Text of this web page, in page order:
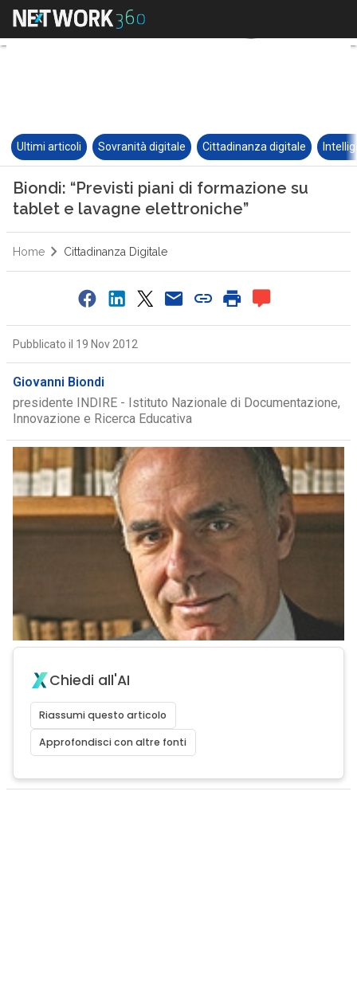
Ultimi articoli Sovranità digitale Cittadinanza digitale
Biondi: “Previsti piani di formazione su
tablet e lavagne elettroniche”
Home Cittadinanza Digitale
Pubblicato il 19 Nov 2012
Giovanni Biondi
presidente INDIRE - Istituto Nazionale di Documentazione,
Innovazione e Ricerca Educativa
Chiedi all'AI
Riassumi questo articolo
Approfondisci con altre fonti